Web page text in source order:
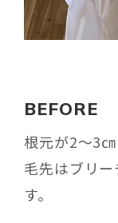
BEFORE
根元が2〜3
毛先はブリ
す。